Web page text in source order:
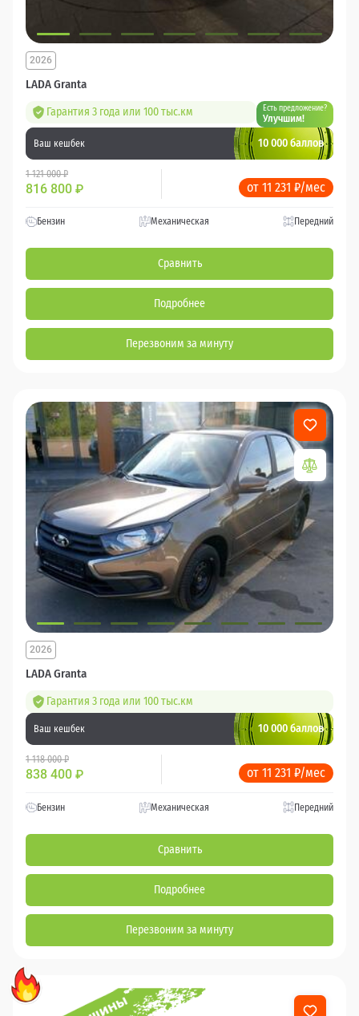
LADA Granta
2026
Гарантия 3 года или 100 тыс.км Есть предложение?
Улучшим!
Ваш кешбек 10 000 баллов
1 121 000 ₽
816 800 ₽ от 11 231 ₽/мес
Бензин Механическая Передний
Сравнить
Подробнее
Перезвоним за минуту
LADA Granta
2026
Гарантия 3 года или 100 тыс.км
Ваш кешбек 10 000 баллов
1 118 000 ₽
838 400 ₽ от 11 231 ₽/мес
Бензин Механическая Передний
Сравнить
Подробнее
Перезвоним за минуту